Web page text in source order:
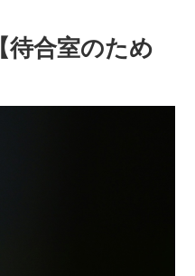
待合室のため